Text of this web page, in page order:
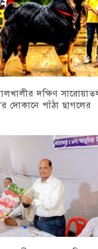
দক্ষিণ
দোকানে পাঁঠা ছাগলের